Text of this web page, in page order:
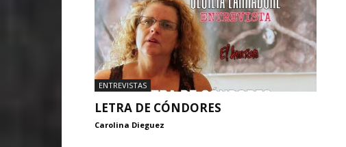
ENTREVISTAS
LETRA DE CÓNDORES
Carolina Dieguez